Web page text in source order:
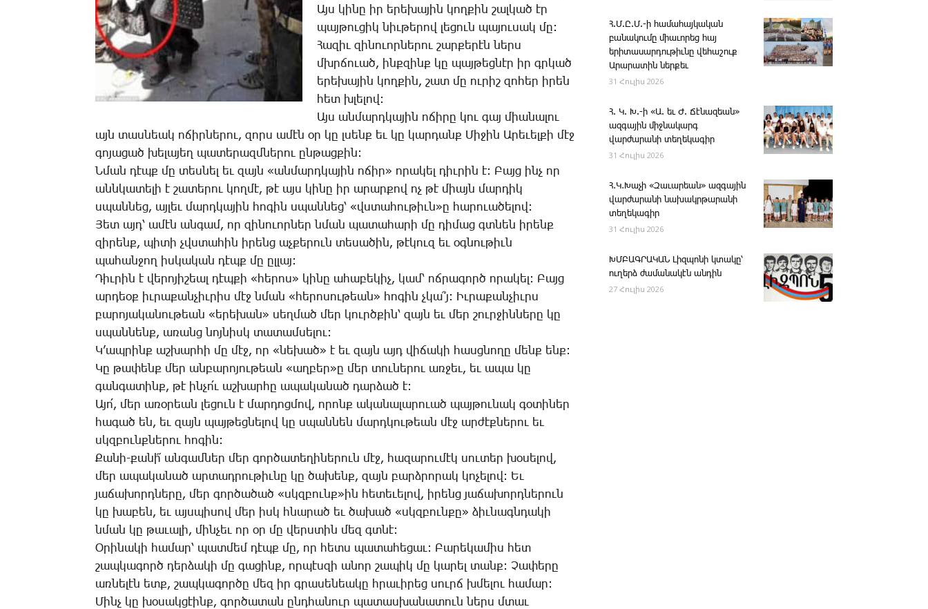
Այս կի­նը իր ե­րե­խա­յին կող­քին շալ­կած էր
պայ­թու­ցիկ նիւ­թե­րով լե­ցուն պա­յու­սակ մը:
­Հա­զիւ զի­նո­ւոր­նե­րու շար­քե­րէն ներս
մխրճո­ւած, ինք­զինք կը պայ­թեց­նէր իր գրկած
ե­րե­խա­յին կող­քին, շատ մը ու­րիշ զո­հեր ի­րեն
հետ խլե­լով:
Այս ան­մարդ­կա­յին ո­ճի­րը կու գայ միա­նա­լու
այն տաս­նեակ ո­ճիր­նե­րու, զորս ա­մէն օր կը լսենք եւ կը կար­դանք ­Մի­ջին Ա­րե­ւել­քի մէջ
գո­յա­ցած խե­լա­յեղ պա­տե­րազմ­նե­րու ըն­թաց­քին:
Ն­ման դէպք մը տես­նել եւ զայն «ան­մարդ­կա­յին ո­ճիր» ո­րա­կել դիւ­րին է: ­Բայց ինչ որ
անն­կա­տե­լի է շա­տե­րու կող­մէ, թէ այս կի­նը իր ա­րար­քով ոչ թէ միայն մար­դիկ
սպան­նեց, այ­լեւ մարդ­կա­յին հո­գին սպան­նեց՝ «վստա­հու­թիւն»ը հա­րո­ւա­ծե­լով:
­Յետ այդ՝ ա­մէն ան­գամ, որ զի­նո­ւոր­ներ նման պա­տա­հա­րի մը դի­մաց գտնեն ի­րենք
զի­րենք, պի­տի չվստա­հին ի­րենց աչ­քե­րուն տե­սա­ծին, թէ­կուզ եւ օգ­նու­թիւն
պա­հան­ջող իս­կա­կան դէպք մը ըլ­լայ:
­Դիւ­րին է վե­րո­յի­շեալ դէպ­քի «հե­րոս» կի­նը ա­հա­բե­կիչ, կամ՝ ոճ­րա­գործ ո­րա­կել: ­Բայց
ար­դեօք իւ­րա­քան­չիւ­րիս մէջ նման «հե­րո­սու­թեան» հո­գին չկա՞յ: Իւ­րա­քան­չիւրս
բա­րո­յա­կա­նու­թեան «ե­րե­խան» սեղ­մած մեր կուրծ­քին՝ զայն եւ մեր շուր­ջին­նե­րը կը
սպան­նենք, ա­ռանց նոյ­նիսկ տա­տամ­սե­լու:
Կ­’ապ­րինք աշ­խար­հի մը մէջ, որ «նե­խած» է եւ զայն այդ վի­ճա­կի հասց­նո­ղը մենք ենք:
­Կը թա­փենք մեր ան­բա­րո­յու­թեան «աղ­բեր»ը մեր տու­նե­րու առ­ջեւ, եւ ա­պա կը
գան­գա­տինք, թէ ին­չո՛ւ աշ­խար­հը ա­պա­կա­նած դար­ձած է:
Ա­յո՛, մեր ա­ռօ­րեան լե­ցուն է մար­դոց­մով, ո­րոնք ա­կա­նա­լա­րո­ւած պայ­թու­նակ գօ­տի­ներ
հա­գած են, եւ զայն պայ­թեց­նե­լով կը սպան­նեն մարդ­կու­թեան մէջ ար­ժէք­նե­րու եւ
սկզբունք­նե­րու հո­գին:
­Քա­նի-քա­նի՜ ան­գամ­ներ մեր գոր­ծա­տե­ղի­նե­րուն մէջ, հա­զա­րու­մէկ սու­տեր խօ­սե­լով,
մեր ա­պա­կա­նած ար­տադ­րու­թիւ­նը կը ծա­խենք, զայն բարձ­րո­րակ կո­չե­լով: Եւ
յա­ճա­խորդ­նե­րը, մեր գոր­ծա­ծած «սկզբունք»ին հե­տե­ւե­լով, ի­րենց յա­ճա­խորդ­նե­րուն
կը խա­բեն, եւ այս­պի­սով մեր իսկ հնա­րած եւ ծա­խած «սկզբուն­քը» ձիւ­նագն­դա­կի
նման կը թա­ւա­լի, մին­չեւ որ օր մը վերս­տին մեզ գտնէ:
Օ­րի­նա­կի հա­մար՝ պատ­մեմ դէպք մը, որ հետս պա­տա­հե­ցաւ: ­Բա­րե­կա­միս հետ
շապ­կա­գործ դեր­ձա­կի մը գա­ցինք, որ­պէս­զի ա­նոր շա­պիկ մը կա­րել տանք: ­Չա­փե­րը
առ­նե­լէն ետք, շապ­կա­գոր­ծը մեզ իր գրա­սե­նեա­կը հրա­ւի­րեց սուրճ խմե­լու հա­մար:
­Մինչ կը խօ­սակ­ցէինք, գոր­ծա­տան ընդ­հա­նուր պա­տաս­խա­նա­տուն ներս մտաւ
Հ.Մ.Ը.Մ.-ի համահայկական
բանակումը միաւորեց հայ
երիտասարդութիւնը վեհաշուք
Արարատին ներքեւ
31 Հուլիս 2026
Հ. Կ. Խ.-ի «Ա. եւ Ժ. ­Ճէնազեան»
ազգային միջնակարգ
վարժարանի տեղեկագիր
31 Հուլիս 2026
Հ․Կ․Խաչի «Զաւարեան» ազգային
վարժարանի նախակրթարանի
տեղեկագիր
31 Հուլիս 2026
ԽՄԲԱԳՐԱԿԱՆ ­Լիզպոնի կտակը՝
ուղերձ ժամանակէն անդին
27 Հուլիս 2026